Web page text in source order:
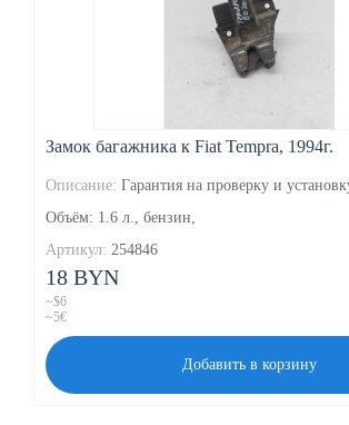
Замок багажника к Fiat Tempra, 1994г.
Описание: Гарантия на проверку и
Объём: 1.6 л., бензин,
Артикул: 254846
18 BYN
~$6
~5€
Добавить в корзину